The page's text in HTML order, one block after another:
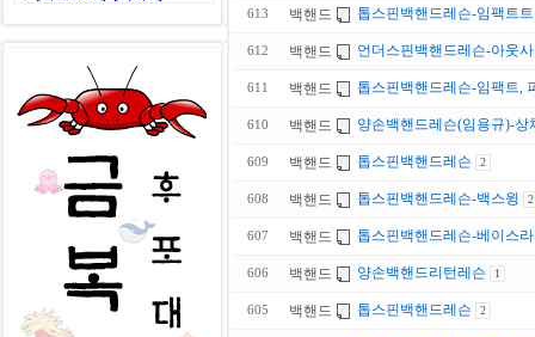
613 백핸드 톱스핀백핸드레슨-임팩트
612 백핸드 언더스핀백핸드레슨-아웃
611 백핸드 톱스핀백핸드레슨-임팩트,
610 백핸드 양손백핸드레슨(임용규)-상
609 백핸드 톱스핀백핸드레슨 2
608 백핸드 톱스핀백핸드레슨-백스윙 2
607 백핸드 톱스핀백핸드레슨-베이스
606 백핸드 양손백핸드리턴레슨 1
605 백핸드 톱스핀백핸드레슨 2